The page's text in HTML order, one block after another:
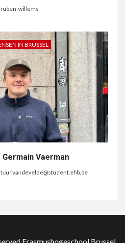
ruben-willems
IN BRUSSEL
Vaerman
tuur.vandevelde@student.ehb.be